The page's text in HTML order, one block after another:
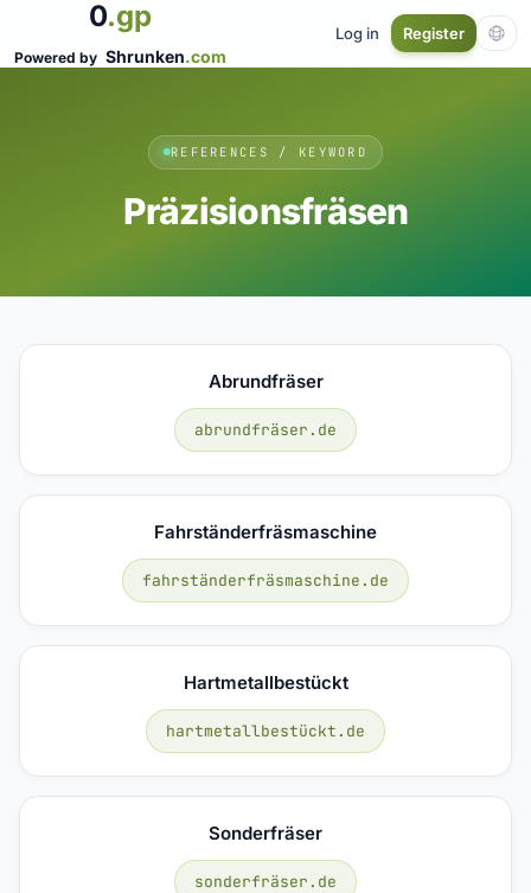
0.gp
Powered by Shrunken.com
Log in Register
REFERENCES / KEYWORD
Präzisionsfräsen
Abrundfräser
abrundfräser.de
Fahrständerfräsmaschine
fahrständerfräsmaschine.de
Hartmetallbestückt
hartmetallbestückt.de
Sonderfräser
sonderfräser.de